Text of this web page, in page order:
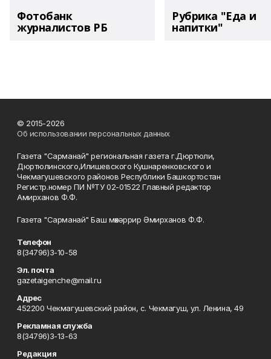
Фотобанк
журналистов РБ
Рубрика "Еда и
напитки"
© 2015-2026
Об использовании персональных данных
Газета "Сарманай" региональная газета г.Дюртюли,
Дюртюлинского,Илишевского Кушнаренковского и
Чекмагушевского районов Республики Башкортостан
Регистр.номер ПИ №ТУ 02-01522 Главный редактор
Амирханов Ф.Ф.
Газета "Сарманай" Баш мөхәррир Әмирханов Ф.Ф.
Телефон
8(34796)3-10-58
Эл. почта
gazetaigenche@mail.ru
Адрес
452200 Чекмагушевский район, с. Чекмагуш, ул. Ленина, 49
Рекламная служба
8(34796)3-13-63
Редакция